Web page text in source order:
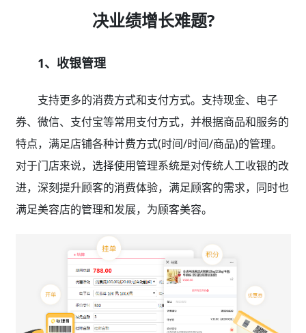
决业绩增长难题?
1、收银管理
支持更多的消费方式和支付方式。支持现金、电子
券、微信、支付宝等常用支付方式，并根据商品和服务的
特点，满足店铺各种计费方式(时间/时间/商品)的管理。
对于门店来说，选择使用管理系统是对传统人工收银的改
进，深刻提升顾客的消费体验，满足顾客的需求，同时也
满足美容店的管理和发展，为顾客美容。